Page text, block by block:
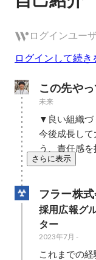
ログインユー
ログインして続き
この先や
未来
▼良い組織づ
今後成長し
う、責任感を
さらに表示
フラー株
採用広報グ
ター
2023年7月 -
これまでの